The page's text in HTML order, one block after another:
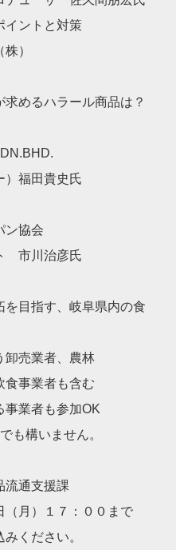
ントと対策
）
めるハラール商品は？
）福田貴史氏
ン協会
市川治彦氏
目指す、岐阜県内の食
卸売業者、農林
事業者も含む
業者も参加OK
も構いません。
流通支援課
（月）１７：００まで
ください。